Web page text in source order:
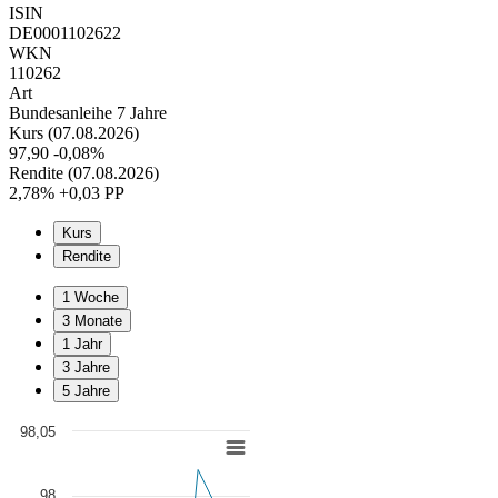
ISIN
DE0001102622
WKN
110262
Art
Bundesanleihe 7 Jahre
Kurs (07.08.2026)
97,90 -0,08%
Rendite (07.08.2026)
2,78% +0,03 PP
Kurs
Rendite
1 Woche
3 Monate
1 Jahr
3 Jahre
5 Jahre
Chart
Line chart with 7 data points.
98,05